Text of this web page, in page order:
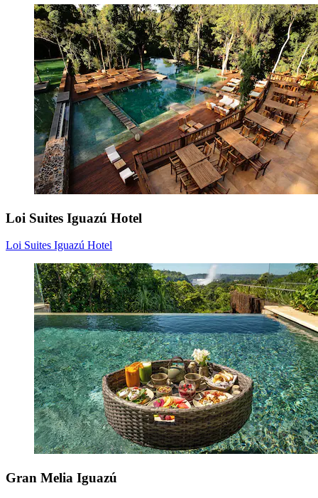
Loi Suites Iguazú Hotel
Loi Suites Iguazú Hotel
Gran Melia Iguazú